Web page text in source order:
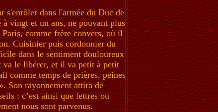
s'enrôler dans l'armée du Duc de
vingt et un ans, ne pouvant plus
comme frère convers, où il
Cuisinier puis cordonnier du
dans le sentiment douloureux
va le libérer, et il va petit à petit
comme temps de prières, peines
Son rayonnement attira de
: c’est ainsi que lettres ou
nous sont parvenus.